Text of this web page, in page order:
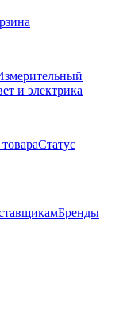
и электрика
Статус
Бренды